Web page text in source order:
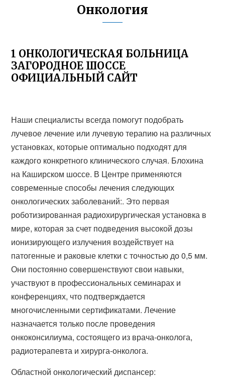
Онкология
1 ОНКОЛОГИЧЕСКАЯ БОЛЬНИЦА
ЗАГОРОДНОЕ ШОССЕ
ОФИЦИАЛЬНЫЙ САЙТ
Наши специалисты всегда помогут подобрать
лучевое лечение или лучевую терапию на различных
установках, которые оптимально подходят для
каждого конкретного клинического случая. Блохина
на Каширском шоссе. В Центре применяются
современные способы лечения следующих
онкологических заболеваний:. Это первая
роботизированная радиохирургическая установка в
мире, которая за счет подведения высокой дозы
ионизирующего излучения воздействует на
патогенные и раковые клетки с точностью до 0,5 мм.
Они постоянно совершенствуют свои навыки,
участвуют в профессиональных семинарах и
конференциях, что подтверждается
многочисленными сертификатами. Лечение
назначается только после проведения
онкоконсилиума, состоящего из врача-онколога,
радиотерапевта и хирурга-онколога.
Областной онкологический диспансер: